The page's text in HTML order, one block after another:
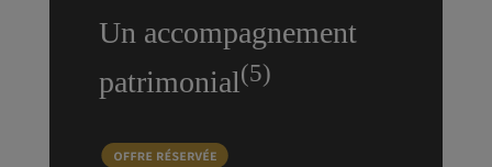
Un accompagnement
patrimonial(5)